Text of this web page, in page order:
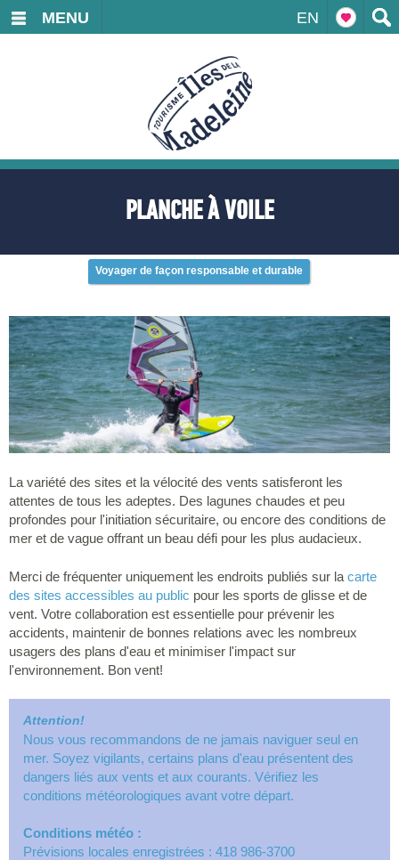
EN
MENU
PLANCHE À VOILE
Voyager de façon responsable et durable
La variété des sites et la vélocité des vents satisferont les
attentes de tous les adeptes. Des lagunes chaudes et peu
profondes pour l'initiation sécuritaire, ou encore des conditions de
mer et de vague offrant un beau défi pour les plus audacieux.
Merci de fréquenter uniquement les endroits publiés sur la carte
des sites accessibles au public pour les sports de glisse et de
vent. Votre collaboration est essentielle pour prévenir les
accidents, maintenir de bonnes relations avec les nombreux
usagers des plans d'eau et minimiser l'impact sur
l'environnement. Bon vent!
Attention!
Nous vous recommandons de ne jamais naviguer seul en
mer. Soyez vigilants, certains plans d'eau présentent des
dangers liés aux vents et aux courants. Vérifiez les
conditions météorologiques avant votre départ.
Conditions météo :
Prévisions locales enregistrées : 418 986-3700